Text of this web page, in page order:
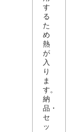
す
る
た
め
熱
が
入
り
ま
す。
納
品・
セ
ッ